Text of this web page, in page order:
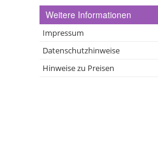
Weitere Informationen
Impressum
Datenschutzhinweise
Hinweise zu Preisen